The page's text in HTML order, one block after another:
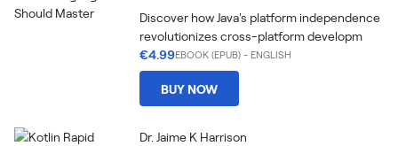
Discover how Java's platform independence
revolutionizes cross-platform developm
€4.99EBOOK (EPUB) - ENGLISH
BUY NOW
Dr. Jaime K Harrison